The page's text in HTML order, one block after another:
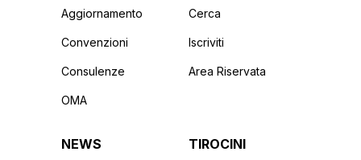
Aggiornamento
Convenzioni
Consulenze
OMA
Cerca
Iscriviti
Area Riservata
NEWS TIROCINI